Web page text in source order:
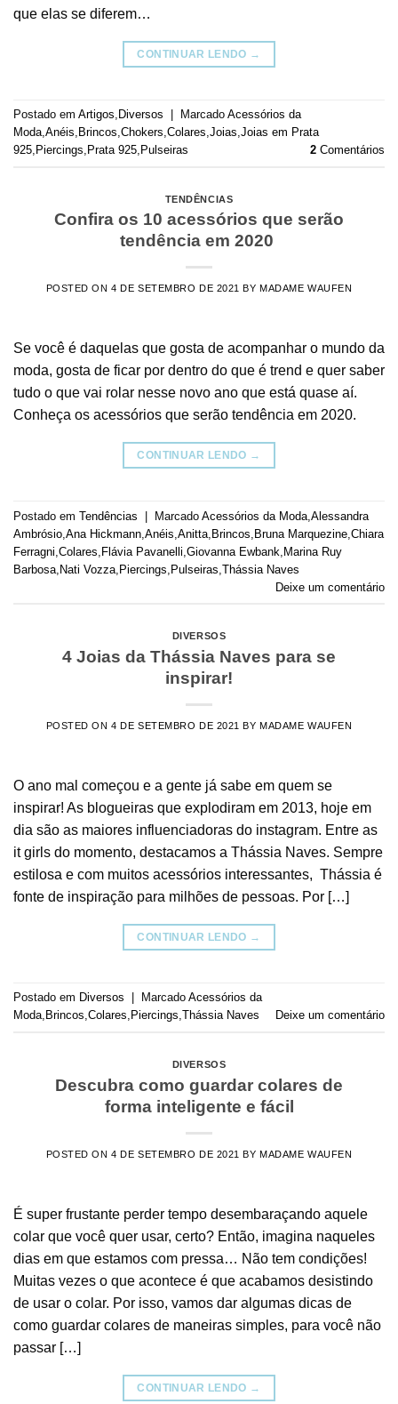
que elas se diferem…
CONTINUAR LENDO →
Postado em Artigos, Diversos Marcado Acessórios da
Moda,Anéis, Brincos,Chokers,Colares,Joias,Joias em Prata
925, Piercings, Prata 925, Pulseiras 2 Comentários
TENDÊNCIAS
Confira os 10 acessórios que serão
tendência em 2020
POSTED ON4 DE SETEMBRO DE 2021 BY MADAME WAUFEN
Se você é daquelas que gosta de acompanhar o mundo da
moda, gosta de ficar por dentro do que é trend e quer saber
tudo o que vai rolar nesse novo ano que está quase aí.
Conheça os acessórios que serão tendência em 2020.
CONTINUAR LENDO →
Postado em Tendências | Marcado Acessórios da Moda Alessandra
Ambrósio Ana Hickmann Anéis Anitta Brincos Bruna Marquezine Chiara
Ferragni Colares Flávia Pavanelli Giovanna Ewbank Marina Ruy
Barbosa Nati Vozza Piercings Pulseiras Thássia Naves
Deixe um comentário
DIVERSOS
4 Joias da Thássia Naves para se
inspirar!
POSTED ON4 DE SETEMBRO DE 2021 BYMADAME WAUFEN
O ano mal começou e a gente já sabe em quem se
inspirar! As blogueiras que explodiram em 2013, hoje em
dia são as maiores influenciadoras do instagram. Entre as
it girls do momento, destacamos a Thássia Naves. Sempre
estilosa e com muitos acessórios interessantes, Thássia é
fonte de inspiração para milhões de pessoas. Por […]
CONTINUAR LENDO →
Postado em Diversos Marcado Acessórios da
Moda, Brincos,Colares, Piercings,Thássia Naves Deixe um comentário
DIVERSOS
Descubra como guardar colares de
forma inteligente e fácil
POSTED ON4 DE SETEMBRO DE 2021 BYMADAME WAUFEN
É super frustante perder tempo desembaraçando aquele
colar que você quer usar, certo? Então, imagina naqueles
dias em que estamos com pressa… Não tem condições!
Muitas vezes o que acontece é que acabamos desistindo
de usar o colar. Por isso, vamos dar algumas dicas de
como guardar colares de maneiras simples, para você não
passar […]
CONTINUAR LENDO →